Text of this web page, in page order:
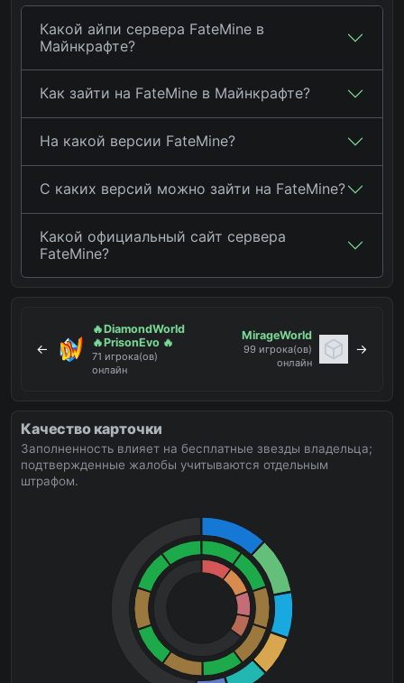
Какой айпи сервера FateMine в
Майнкрафте?
Как зайти на FateMine в Майнкрафте?
На какой версии FateMine?
С каких версий можно зайти на FateMine?
Какой официальный сайт сервера
FateMine?
←
🔥DiamondWorld
🔥PrisonEvo 🔥
71 игрока(ов)
онлайн
MirageWorld
99 игрока(ов)
онлайн
→
Качество карточки
Заполненность влияет на бесплатные звезды владельца;
подтвержденные жалобы учитываются отдельным
штрафом.